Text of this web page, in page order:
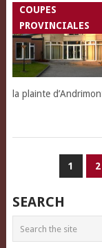
COUPES
PROVINCIALES
la plainte
1 2
SEARCH